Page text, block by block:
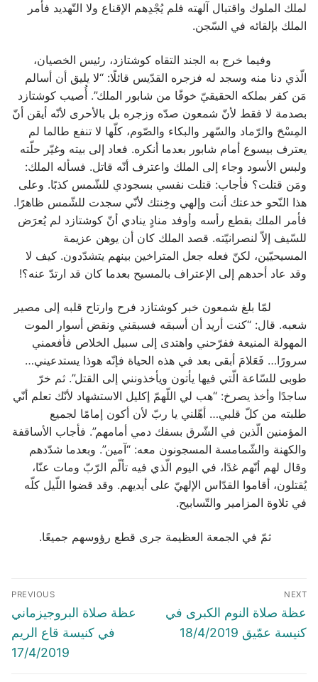
لملك الملوك واقتبال آلهته فلم يُجْدِهم الإقناع ولا التّهديد فأمر
الملك بإلقائه في السّجن.
وفيما خرج به الجند التقاه كوشتازد، رئيس الخصيان،
الّذي دنا منه وسجد له فزجره القدّيس قائلًا: “لا يليق أن أسالم
مَن كفر بملكه الحقيقيّ خوفًا من شابور الملك”. أُصيب كوشتازد
بصدمة لا فقط لأنّ شمعون صدّه وزجره بل بالأحرى لأنّه أيقن أنّ
المِسْحَ والرّماد والسّهر والبكاء والصّوم، كلّها لا تنفع طالما لم
يعترف بيسوع أمام شابور بعدما أنكره. فعاد إلى بيته وغيّر حلّته
ولبس الأسود وجاء إلى الملك واعترف أنّه قاتل. فسأله الملك:
ومَن قتلت؟ فأجاب: قتلت نفسي بسجودي للشّمس كذبًا. وعلى
هذا النّحو خدعتك أنت وإلهي وخِنتك لأنّي سجدت للشّمس ظاهرًا.
فأمر الملك بقطع رأسه وأوفد منادٍ ينادي أنّ كوشتازد لم يُعرَض
للسّيف إلاّ لنصرانيّته. قصد الملك كان أن يوهن عزيمة
المسيحيّين، لكنّ فعله جعل المتراخين بينهم يتشدّدون. كيف لا
وقد عاد أحدهم إلى الإعتراف بالمسيح بعدما كان قد ارتدّ عنه؟!
لمّا بلغ شمعون خبر كوشتازد فرح وارتاح قلبه إلى مصير
شعبه. قال: “كنت أريد أن أسبقه فسبقني ونقض أسوار الموت
المهولة المنيعة ففرّحني واهتدى إلى سبيل الخلاص فأفعمني
سرورًا… فَعَلامَ أبقى بعد في هذه الحياة فإنّه هوذا يستدعيني…
طوبى للسّاعة الّتي فيها يأتون ويأخذونني إلى القتل”. ثم خرّ
ساجدًا وأخذ يصرخ: “هب لي اللّهمّ إكليل الاستشهاد لأنّك تعلم أنّي
طلبته من كلّ قلبي… أهّلني يا ربّ لأن أكون إمامًا لجميع
المؤمنين الّذين في الشّرق بسفك دمي أمامهم”. فأجاب الأساقفة
والكهنة والشّمامسة المسجونون معه: “آمين”. وبعدما شدّدهم
وقال لهم أنّهم غدًا، في اليوم الّذي فيه تألّم الرّبّ ومات عنّا،
يُقتلون، أقاموا القدّاس الإلهيّ على أيديهم. وقد قضوا اللّيل كلّه
في تلاوة المزامير والتّسابيح.
ثمّ في الجمعة العظيمة جرى قطع رؤوسهم جميعًا.
Post
navigation
PREVIOUS
Previous
post:
عظة صلاة البروجيزماني
في كنيسة قاع الريم
17/4/2019
NEXT
Next
post:
عظة صلاة النوم الكبرى في
كنيسة عمّيق 18/4/2019